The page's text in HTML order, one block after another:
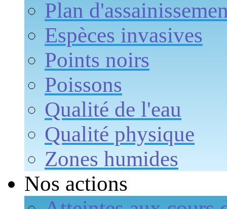
Plan
Espèces invasives
Points noirs
Poissons
Qualité de l'eau
Qualité physique
Zones humides
Nos actions